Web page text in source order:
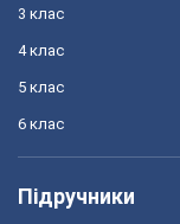
3 клас
4 клас
5 клас
6 клас
Підручники